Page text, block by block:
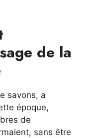
de la
savons, a
époque,
de
sans être